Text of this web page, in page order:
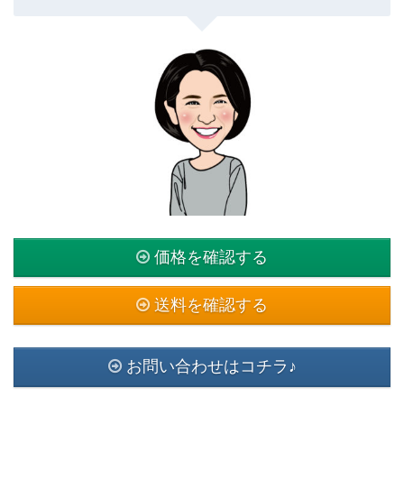
価格を確認する
送料を確認する
お問い合わせはコチラ♪